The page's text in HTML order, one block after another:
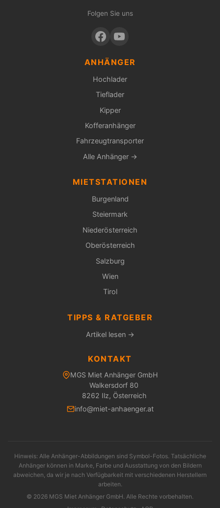
Folgen Sie uns
ANHÄNGER
Hochlader
Tieflader
Kipper
Kofferanhänger
Fahrzeugtransporter
Alle Anhänger →
MIETSTATIONEN
Burgenland
Steiermark
Niederösterreich
Oberösterreich
Salzburg
Wien
Tirol
TIPPS & RATGEBER
Artikel lesen →
KONTAKT
MGS Miet Anhänger GmbH
Walkersdorf 80
8262 Ilz, Österreich
info@miet-anhaenger.at
Hinweis: Alle Anhänger-Abbildungen sind Symbol-Fotos. Tatsächliche
Anhänger können in Marke, Farbe und Ausstattung von den Bildern
abweichen, da wir je nach Verfügbarkeit mit verschiedenen Herstellern
arbeiten.
© 2026 MGS Miet Anhänger GmbH. Alle Rechte vorbehalten.